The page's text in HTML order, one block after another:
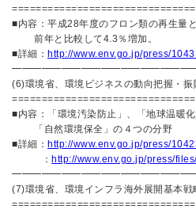
■内容：平成28年度のフロン類の再生量
前年と比較して4.3％増加。
■詳細： http://www.env.go.jp/press/
(6)環境省、環境ビジネスの動向把握・
■内容：「環境汚染防止」、「地球温暖
「自然環境保全」の４つの分野
■詳細： http://www.env.go.jp/press/
： http://www.env.go.jp/press/
(7)環境省、環境インフラ海外展開基本戦